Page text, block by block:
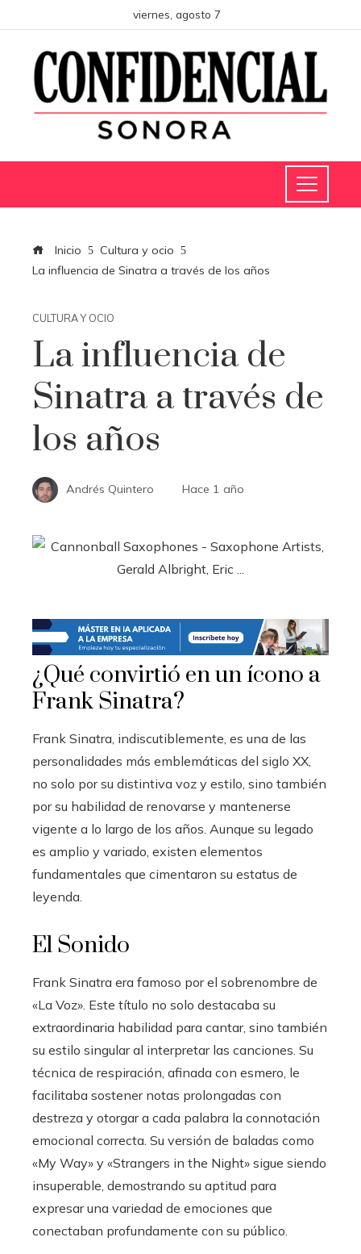
viernes, agosto 7
Inicio
Cultura y ocio
La influencia de Sinatra a través de los años
CULTURA Y OCIO
La influencia de
Sinatra a través de
los años
Andrés Quintero Hace 1 año
¿Qué convirtió en un ícono a
Frank Sinatra?
Frank Sinatra, indiscutiblemente, es una de las
personalidades más emblemáticas del siglo XX,
no solo por su distintiva voz y estilo, sino también
por su habilidad de renovarse y mantenerse
vigente a lo largo de los años. Aunque su legado
es amplio y variado, existen elementos
fundamentales que cimentaron su estatus de
leyenda.
El Sonido
Frank Sinatra era famoso por el sobrenombre de
«La Voz». Este título no solo destacaba su
extraordinaria habilidad para cantar, sino también
su estilo singular al interpretar las canciones. Su
técnica de respiración, afinada con esmero, le
facilitaba sostener notas prolongadas con
destreza y otorgar a cada palabra la connotación
emocional correcta. Su versión de baladas como
«My Way» y «Strangers in the Night» sigue siendo
insuperable, demostrando su aptitud para
expresar una variedad de emociones que
conectaban profundamente con su público.